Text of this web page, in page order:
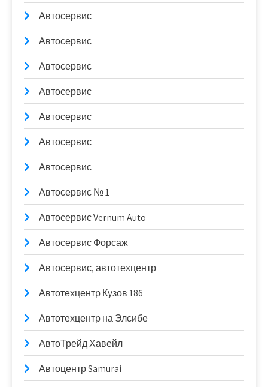
Автосервис
Автосервис
Автосервис
Автосервис
Автосервис
Автосервис
Автосервис
Автосервис № 1
Автосервис Vernum Auto
Автосервис Форсаж
Автосервис, автотехцентр
Автотехцентр Кузов 186
Автотехцентр на Элсибе
АвтоТрейд Хавейл
Автоцентр Samurai